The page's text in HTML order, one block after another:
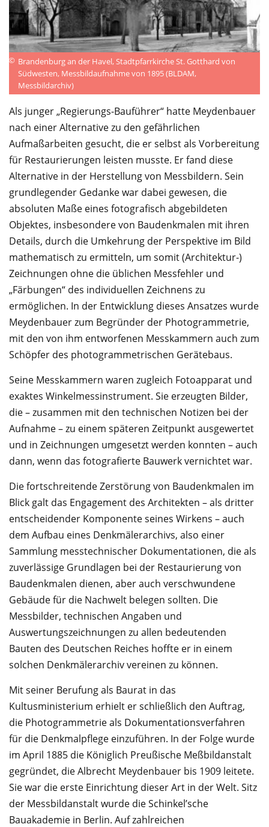
© Brandenburg an der Havel, Stadtpfarrkirche St. Gotthard von
Südwesten, Messbildaufnahme von 1895 (BLDAM,
Messbildarchiv)
Als junger „Regierungs-Bauführer“ hatte Meydenbauer
nach einer Alternative zu den gefährlichen
Aufmaßarbeiten gesucht, die er selbst als Vorbereitung
für Restaurierungen leisten musste. Er fand diese
Alternative in der Herstellung von Messbildern. Sein
grundlegender Gedanke war dabei gewesen, die
absoluten Maße eines fotografisch abgebildeten
Objektes, insbesondere von Baudenkmalen mit ihren
Details, durch die Umkehrung der Perspektive im Bild
mathematisch zu ermitteln, um somit (Architektur-)
Zeichnungen ohne die üblichen Messfehler und
„Färbungen“ des individuellen Zeichnens zu
ermöglichen. In der Entwicklung dieses Ansatzes wurde
Meydenbauer zum Begründer der Photogrammetrie,
mit den von ihm entworfenen Messkammern auch zum
Schöpfer des photogrammetrischen Gerätebaus.
Seine Messkammern waren zugleich Fotoapparat und
exaktes Winkelmessinstrument. Sie erzeugten Bilder,
die – zusammen mit den technischen Notizen bei der
Aufnahme – zu einem späteren Zeitpunkt ausgewertet
und in Zeichnungen umgesetzt werden konnten – auch
dann, wenn das fotografierte Bauwerk vernichtet war.
Die fortschreitende Zerstörung von Baudenkmalen im
Blick galt das Engagement des Architekten – als dritter
entscheidender Komponente seines Wirkens – auch
dem Aufbau eines Denkmälerarchivs, also einer
Sammlung messtechnischer Dokumentationen, die als
zuverlässige Grundlagen bei der Restaurierung von
Baudenkmalen dienen, aber auch verschwundene
Gebäude für die Nachwelt belegen sollten. Die
Messbilder, technischen Angaben und
Auswertungszeichnungen zu allen bedeutenden
Bauten des Deutschen Reiches hoffte er in einem
solchen Denkmälerarchiv vereinen zu können.
Mit seiner Berufung als Baurat in das
Kultusministerium erhielt er schließlich den Auftrag,
die Photogrammetrie als Dokumentationsverfahren
für die Denkmalpflege einzuführen. In der Folge wurde
im April 1885 die Königlich Preußische Meßbildanstalt
gegründet, die Albrecht Meydenbauer bis 1909 leitete.
Sie war die erste Einrichtung dieser Art in der Welt. Sitz
der Messbildanstalt wurde die Schinkel’sche
Bauakademie in Berlin. Auf zahlreichen